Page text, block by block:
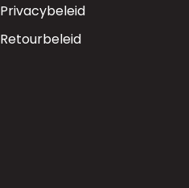
Privacybeleid
Retourbeleid